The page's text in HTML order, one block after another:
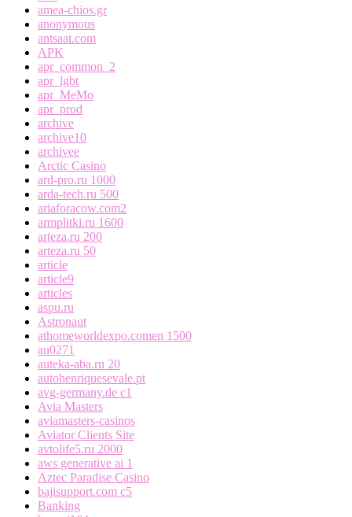
amea-chios.gr
anonymous
antsaat.com
APK
apr_common_2
apr_lgbt
apr_MeMo
apr_prod
archive
archive10
archivee
Arctic Casino
ard-pro.ru 1000
arda-tech.ru 500
ariaforacow.com2
armplitki.ru 1600
arteza.ru 200
arteza.ru 50
article
article9
articles
aspu.ru
Astronaut
athomeworldexpo.comen 1500
au0271
auteka-aba.ru 20
autohenriquesevale.pt
avg-germany.de c1
Avia Masters
aviamasters-casinos
Aviator Clients Site
avtolife5.ru 2000
aws generative ai 1
Aztec Paradise Casino
bajisupport.com c5
Banking